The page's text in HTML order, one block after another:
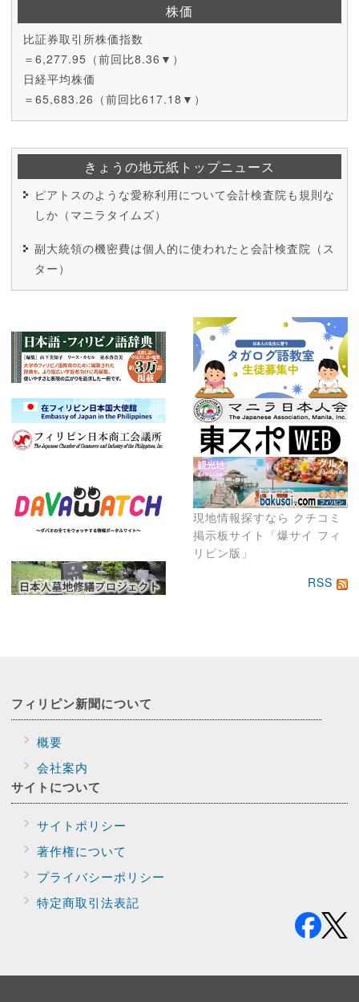
現地情報探すなら クチコミ
掲示板サイト「爆サイ フィ
リピン版」
株価
比証券取引所株価指数
＝6,277.95（前回比8.36▼）
日経平均株価
＝65,683.26（前回比617.18▼）
きょうの地元紙トップニュース
ピアトスのような愛称利用について会計検査院も規則な
しか（マニラタイムズ）
副大統領の機密費は個人的に使われたと会計検査院（ス
ター）
RSS
フィリピン新聞について
概要
会社案内
サイトについて
サイトポリシー
著作権について
プライバシーポリシー
特定商取引法表記